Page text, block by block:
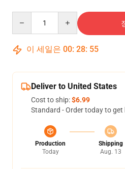
이 세일은 00: 28: 54
Deliver to United States
Cost to ship:$6.99
Standard - Order today to get
Production
Today
Shipping
Aug. 13